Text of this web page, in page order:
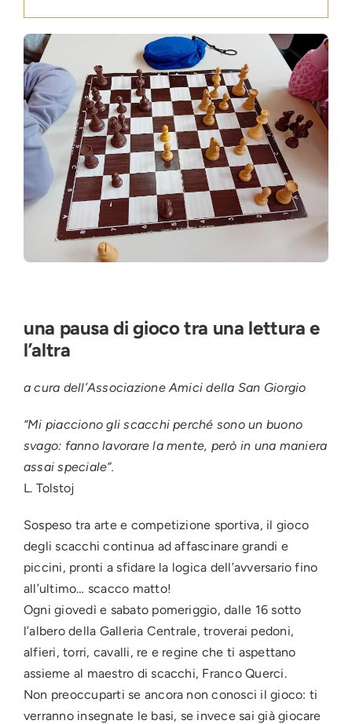
Press
News
Login
una pausa di gioco tra una lettura e
l’altra
a cura dell’Associazione Amici della San Giorgio
“Mi piacciono gli scacchi perché sono un buono
svago: fanno lavorare la mente, però in una maniera
assai speciale”.
L. Tolstoj
Sospeso tra arte e competizione sportiva, il gioco
degli scacchi continua ad affascinare grandi e
piccini, pronti a sfidare la logica dell’avversario fino
all’ultimo… scacco matto!
Ogni giovedì e sabato pomeriggio, dalle 16 sotto
l’albero della Galleria Centrale, troverai pedoni,
alfieri, torri, cavalli, re e regine che ti aspettano
assieme al maestro di scacchi, Franco Querci.
Non preoccuparti se ancora non conosci il gioco: ti
verranno insegnate le basi, se invece sai già giocare